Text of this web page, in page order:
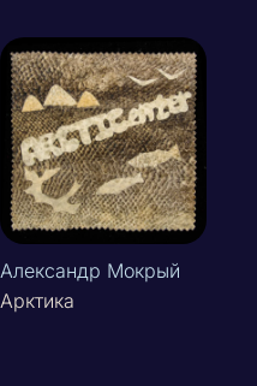
Александр Мокрый
Арктика